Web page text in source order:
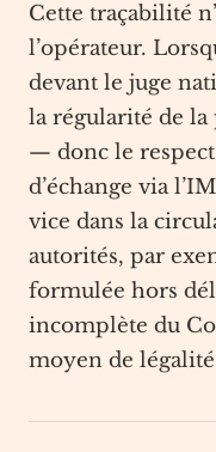
Cette traçabilité
l’opérateur.
devant le juge
la régularité de
— donc le respect
d’échange via
vice dans la
autorités, par
formulée hors
incomplète du
moyen de